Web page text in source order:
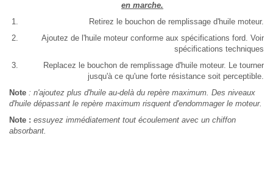
en marche.
Retirez le bouchon de remplissage d'huile moteur.
Ajoutez de l'huile moteur conforme aux spécifications ford. Voir
spécifications techniques
Replacez le bouchon de remplissage d'huile moteur. Le tourner
jusqu'à ce qu'une forte résistance soit perceptible.
Note : n'ajoutez plus d'huile au-delà du repère maximum. Des niveaux
d'huile dépassant le repère maximum risquent d'endommager le moteur.
Note : essuyez immédiatement tout écoulement avec un chiffon
absorbant.